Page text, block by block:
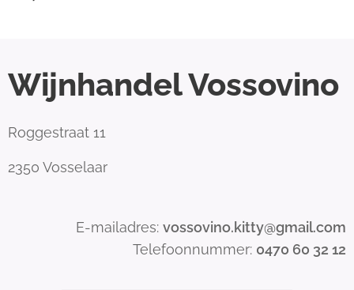
Wijnhandel Vossovino
Roggestraat 11
2350 Vosselaar
E-mailadres: vossovino.kitty@gmail.com
Telefoonnummer: 0470 60 32 12